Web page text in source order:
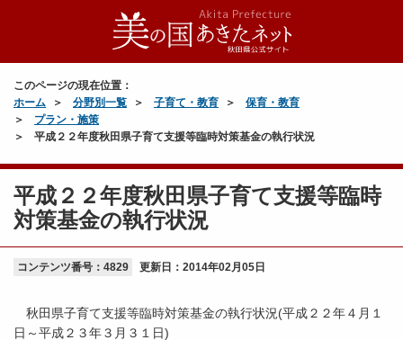
このページの現在位置：
ホーム
分野別一覧 子育て・教育
保育・教育
プラン・施策
平成２２年度秋田県子育て支援等臨時対策基金の執行状況
平成２２年度秋田県子育て支援等臨時
対策基金の執行状況
コンテンツ番号：4829 更新日： 2014年02月05日
秋田県子育て支援等臨時対策基金の執行状況(平成２２年４月１
日～平成２３年３月３１日)